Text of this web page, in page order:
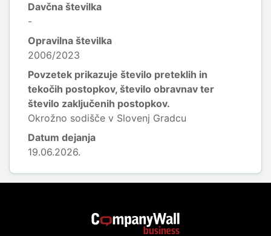
Davčna številka
-
Opravilna številka
2006/2023
Povzetek prikazuje število preteklih in
tekočih postopkov, število obravnav ter
število zaključenih postopkov.
Okrožno sodišče v Slovenj Gradcu
Datum dejanja
19.06.2026.